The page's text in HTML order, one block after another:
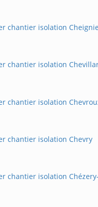
chantier isolation
chantier isolation
chantier isolation
chantier isolation Chevry
chantier isolation